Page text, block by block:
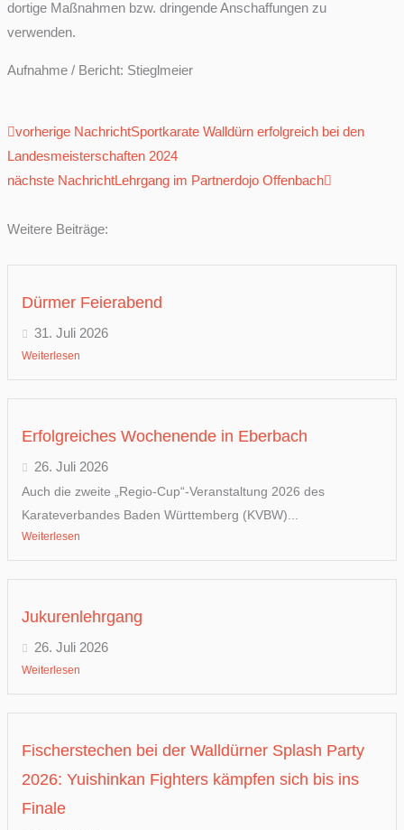
dortige Maßnahmen bzw. dringende Anschaffungen zu
verwenden.
Aufnahme / Bericht: Stieglmeier
Prev
vorherige NachrichtSportkarate Walldürn erfolgreich bei den
Landesmeisterschaften 2024
nächste NachrichtLehrgang im Partnerdojo Offenbach
Next
Weitere Beiträge:
Dürmer Feierabend
31. Juli 2026
Weiterlesen
Erfolgreiches Wochenende in Eberbach
26. Juli 2026
Auch die zweite „Regio-Cup“-Veranstaltung 2026 des
Karateverbandes Baden Württemberg (KVBW)...
Weiterlesen
Jukurenlehrgang
26. Juli 2026
Weiterlesen
Fischerstechen bei der Walldürner Splash Party
2026: Yuishinkan Fighters kämpfen sich bis ins
Finale